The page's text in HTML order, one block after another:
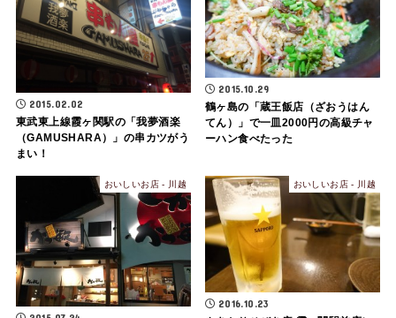
2015.02.02
東武東上線霞ヶ関駅の「我夢酒楽
（GAMUSHARA）」の串カツがう
まい！
2015.10.29
鶴ヶ島の「蔵王飯店（ざおうはん
てん）」で一皿2000円の高級チャ
ーハン食べたった
おいしいお店 - 川越 おいしいお店 - 川越
2016.10.23